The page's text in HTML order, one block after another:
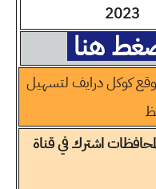
2023
هنا
كوكل درايف لتسهيل
اشترك في قناة